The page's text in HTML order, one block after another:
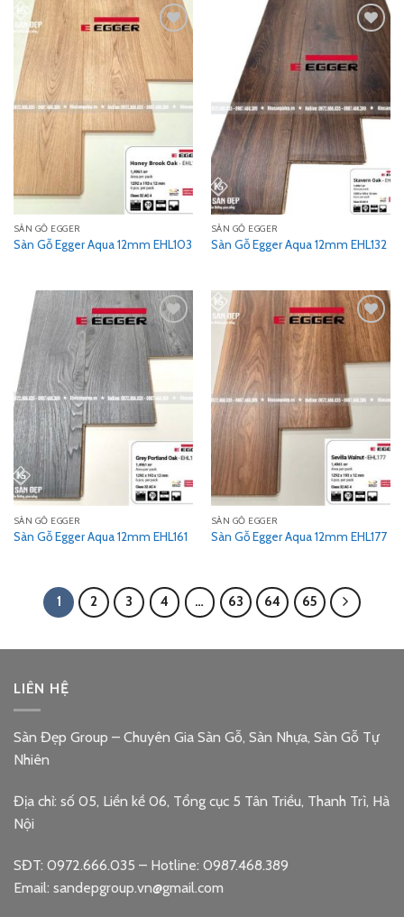
Add
SÀN GỖ EGGER
Sàn Gỗ Egger Aqua 12mm EHL103
wishlist
SÀN GỖ EGGER
Sàn Gỗ Egger Aqua 12mm EHL132
Add
to
wishlist
SÀN GỖ EGGER
Sàn Gỗ Egger Aqua 12mm EHL161
Add
to
wishlist
SÀN GỖ EGGER
Sàn Gỗ Egger Aqua 12mm EHL177
1 2 3 4 … 63 64 65
LIÊN HỆ
Sàn Đẹp Group – Chuyên Gia Sàn Gỗ, Sàn Nhựa, Sàn Gỗ Tự
Nhiên
Địa chỉ: số 05, Liền kề 06, Tổng cục 5 Tân Triều, Thanh Trì, Hà
Nội
SĐT: 0972.666.035 – Hotline: 0987.468.389
Email: sandepgroup.vn@gmail.com